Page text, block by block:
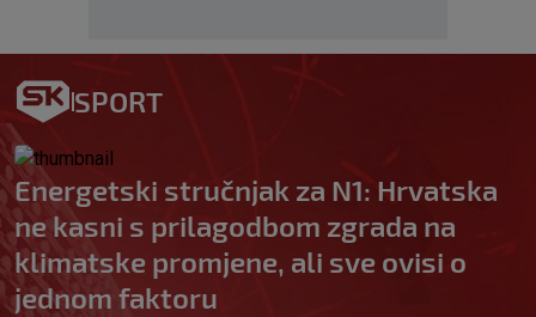
SPORT
Energetski stručnjak za N1: Hrvatska
ne kasni s prilagodbom zgrada na
klimatske promjene, ali sve ovisi o
jednom faktoru